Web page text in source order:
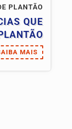
PLANTÃO
QUE
MAIS